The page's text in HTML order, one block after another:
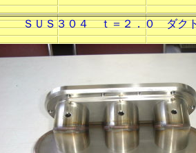
ＳＵＳ３０４ ｔ＝２．０ ダクト